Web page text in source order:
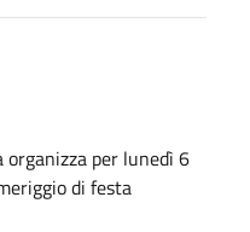
organizza per lunedì 6
di festa